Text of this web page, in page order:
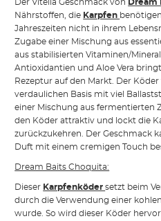
Der Vitella Geschmack von Dream
Nährstoffen, die Karpfen
Jahreszeiten nicht in ihrem
Zugabe einer Mischung aus
aus stabilisierten Vitaminen/
Antioxidantien und Aloe Vera
Rezeptur auf den Markt. Der
verdaulichen Basis mit viel
einer Mischung aus fermentierten
den Köder attraktiv und lockt die
zurückzukehren. Der Geschmack
Duft mit einem cremigen Touch
Dream Baits Choquita:
Dieser Karpfenködersetzt beim
durch die Verwendung einer
wurde. So wird dieser Köder